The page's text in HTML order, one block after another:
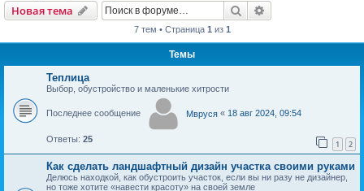
Новая тема
Новаятема Поиск
7 тем • Страница 1 из 1
Темы
Теплица
Выбор, обустройство и маленькие хитрости
Последнее сообщение Мвруся « 18 авг 2024, 09:54
Ответы: 25 1 2
Как сделать ландшафтный дизайн участка своими руками
Делюсь находкой, как обустроить участок, если вы ни разу не дизайнер,
но тоже хотите «навести красоту» на своей земле